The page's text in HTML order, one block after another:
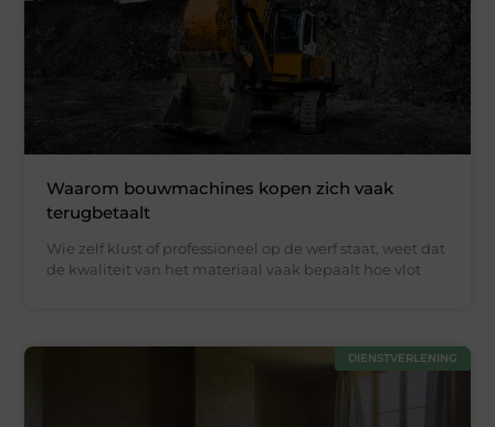
Waarom bouwmachines kopen zich vaak
terugbetaalt
Wie zelf klust of professioneel op de werf staat, weet dat
de kwaliteit van het materiaal vaak bepaalt hoe vlot
DIENSTVERLENING